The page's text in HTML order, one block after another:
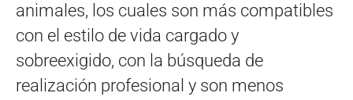
animales, los cuales son más compatibles
con el estilo de vida cargado y
sobreexigido, con la búsqueda de
realización profesional y son menos